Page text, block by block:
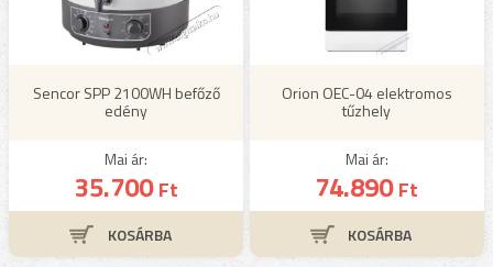
Sencor SPP 2100WH befőző
edény
Mai ár:
35.700Ft
Orion OEC-04 elektromos
tűzhely
Mai ár:
74.890Ft